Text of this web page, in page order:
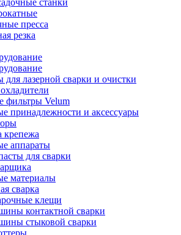
станки
пресса
резка
для лазерной сварки и очистки
фильтры Velum
принадлежности и аксессуары
крепежа
аппараты
для сварки
материалы
сварка
клещи
контактной сварки
стыковой сварки